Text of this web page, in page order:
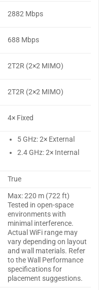
2882 Mbps
688 Mbps
2T2R (2×2 MIMO)
2T2R (2×2 MIMO)
4× Fixed
5 GHz: 2× External
2.4 GHz: 2× Internal
True
Max: 220 m (722 ft)
Tested in open-space
environments with
minimal interference.
Actual WiFi range may
vary depending on layout
and wall materials. Refer
to the Wall Performance
specifications for
placement suggestions.